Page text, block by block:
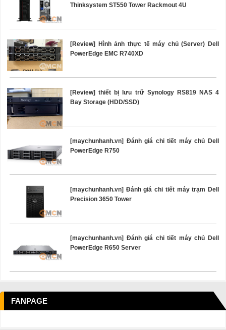
Thinksystem ST550 Tower Rackmout 4U
[Review] Hình ảnh thực tế máy chủ (Server) Dell
PowerEdge EMC R740XD
[Review] thiết bị lưu trữ Synology RS819 NAS 4
Bay Storage (HDD/SSD)
[maychunhanh.vn] Đánh giá chi tiết máy chủ Dell
PowerEdge R750
[maychunhanh.vn] Đánh giá chi tiết máy trạm Dell
Precision 3650 Tower
[maychunhanh.vn] Đánh giá chi tiết máy chủ Dell
PowerEdge R650 Server
FANPAGE